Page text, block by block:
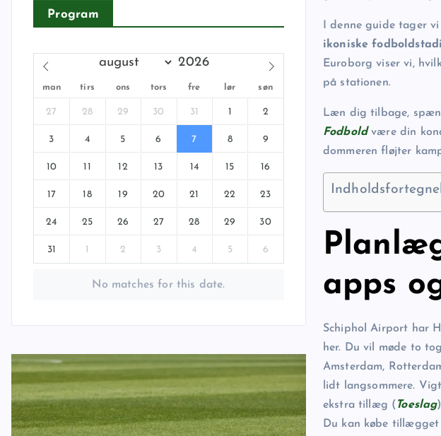
Program
man tirs ons tors fre lør søn
27 28 29 30 31 1 2
3 4 5 6 7 8 9
10 11 12 13 14 15 16
17 18 19 20 21 22 23
24 25 26 27 28 29 30
31 1 2 3 4 5 6
No matches for this date.
I denne guide tager
ikoniske
Euroborg viser vi,
på stationen.
Læn dig tilbage,
Fodboldvære din
dommeren fløjter
apps
Schiphol Airport har
her. Du vil møde to
Amsterdam,
lidt langsommere.
ekstra tillæg ( Toeslag
Du kan købe